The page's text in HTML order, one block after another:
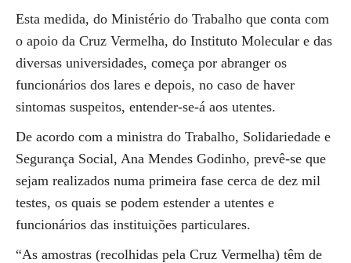
Esta medida, do Ministério do Trabalho que conta com
o apoio da Cruz Vermelha, do Instituto Molecular e das
diversas universidades, começa por abranger os
funcionários dos lares e depois, no caso de haver
sintomas suspeitos, entender-se-á aos utentes.
De acordo com a ministra do Trabalho, Solidariedade e
Segurança Social, Ana Mendes Godinho, prevê-se que
sejam realizados numa primeira fase cerca de dez mil
testes, os quais se podem estender a utentes e
funcionários das instituições particulares.
“As amostras (recolhidas pela Cruz Vermelha) têm de